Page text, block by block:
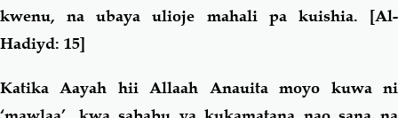
kwenu, na ubaya ulioje mahali pa kuishia. [Al-
Hadiyd: 15]
Katika Aayah hii Allaah Anauita moyo kuwa ni